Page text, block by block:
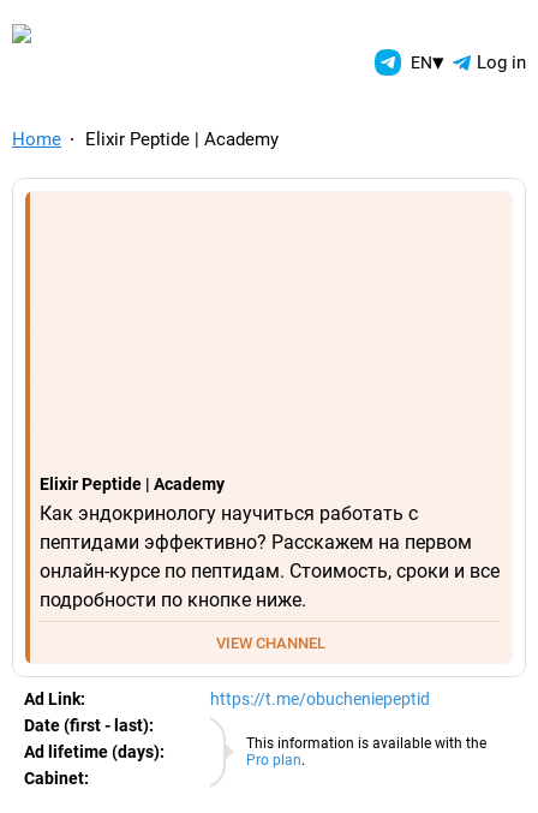
TelegramAds.com — EN▾ Log in
Home Elixir Peptide | Academy
Elixir Peptide | Academy
Как эндокринологу научиться работать с
пептидами эффективно? Расскажем на первом
онлайн-курсе по пептидам. Стоимость, сроки и все
подробности по кнопке ниже.
VIEW CHANNEL
Ad Link: https://t.me/obucheniepeptid
This information is available with the
Pro plan.
Date (first - last):
08.08.2026
Ad lifetime (days):
Cabinet:
EURO